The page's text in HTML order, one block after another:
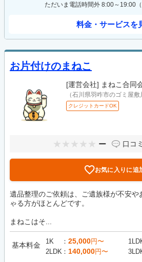
ただいま電話時間外 8:00～19:00（
料金・サービスを
お片付けのまねこ
[運営会社] まねこ合同
（石川県羽咋市のゴミ屋敷
クレジットカードOK
ー 口コ
お気に入りに追
遺品整理のご依頼は、ご遺族様が不安や
ゃる方がほとんどです。
まねこはそ...
基本料金 1K 25,000円〜
2LDK
140,000円〜